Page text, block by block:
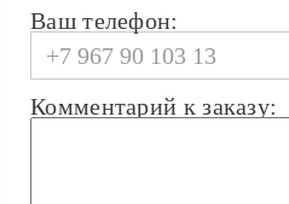
Ваш телефон:
Комментарий к заказу: